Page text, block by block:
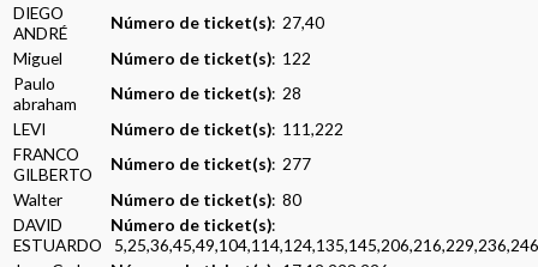
DIEGO
ANDRÉ
Número de ticket(s): 27,40
Miguel
Número de ticket(s): 122
Paulo
abraham
Número de ticket(s): 28
LEVI
Número de ticket(s): 111,222
FRANCO
GILBERTO
Número de ticket(s): 277
Walter
Número de ticket(s): 80
DAVID
ESTUARDO
Número de ticket(s):